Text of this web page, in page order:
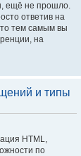
ещё не прошло.
ответив на
тем самым вы
на
и типы
HTML,
по